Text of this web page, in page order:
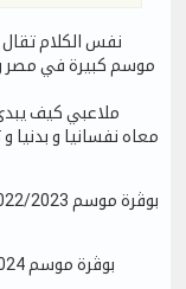
نفس الكلام
موسم كبيرة في مصر
ملاعبي كيف
معاه نفسانيا و بدنيا